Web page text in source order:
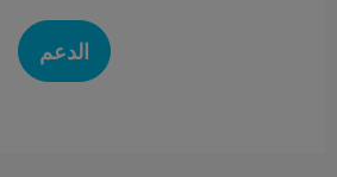
الدعم